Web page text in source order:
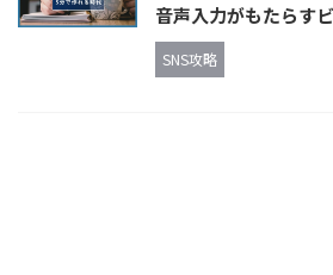
音声入力がもたらす
SNS攻略